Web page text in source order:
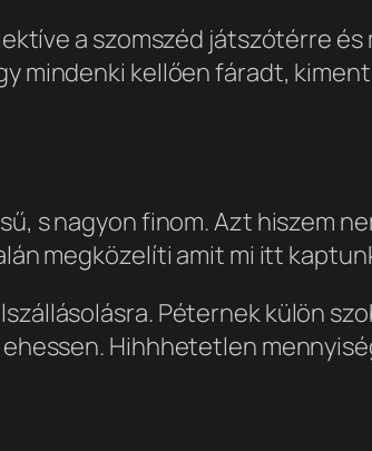
a szomszéd játszótérre
mindenki kellően fáradt,
s nagyon finom. Azt hiszem
megközelíti amit mi itt
Péternek külön
Hihhhetetlen